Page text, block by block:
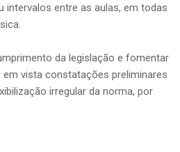
intervalos entre as aulas, em todas
da legislação e fomentar
em vista constatações preliminares
irregular da norma, por